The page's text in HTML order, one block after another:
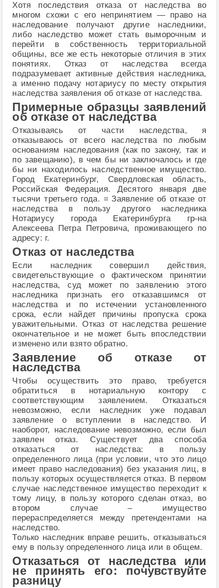
Хотя последствия отказа от наследства во
многом схожи с его непринятием — право на
наследование получают другие наследники,
либо наследство может стать выморочным и
перейти в собственность территориальной
общины, все же есть некоторые отличия в этих
понятиях. Отказ от наследства всегда
подразумевает активные действия наследника,
а именно подачу нотариусу по месту открытия
наследства заявления об отказе от наследства.
Примерные образцы заявлений
об отказе от наследства
Отказываясь от части наследства, я
отказываюсь от всего наследства по любым
основаниям наследования (как по закону, так и
по завещанию), в чем бы ни заключалось и где
бы ни находилось наследственное имущество.
Город Екатеринбург, Свердловская область,
Российская Федерация. Десятого января две
тысячи третьего года. = Заявление об отказе от
наследства в пользу другого наследника
Нотариусу города Екатеринбурга гр-на
Алексеева Петра Петровича, проживающего по
адресу: г.
Отказ от наследства
Если наследник совершил действия,
свидетельствующие о фактическом принятии
наследства, суд может по заявлению этого
наследника признать его отказавшимся от
наследства и по истечении установленного
срока, если найдет причины пропуска срока
уважительными. Отказ от наследства решение
окончательное и не может быть впоследствии
изменено или взято обратно.
Заявление об отказе от
наследства
Чтобы осуществить это право, требуется
обратиться в нотариальную контору с
соответствующим заявлением. Отказаться
невозможно, если наследник уже подавал
заявление о вступлении в наследство. И
наоборот, наследование невозможно, если был
заявлен отказ. Существует два способа
отказаться от наследства: в пользу
определенного лица (при условии, что это лицо
имеет право наследования) без указания лиц, в
пользу которых осуществляется отказ. В первом
случае наследственное имущество переходит к
тому лицу, в пользу которого сделан отказ, во
втором случае – имущество
перераспределяется между претендентами на
наследство.
Только наследник вправе решить, отказываться
ему в пользу определенного лица или в общем.
Отказаться от наследства или
не принять его: почувствуйте
разницу